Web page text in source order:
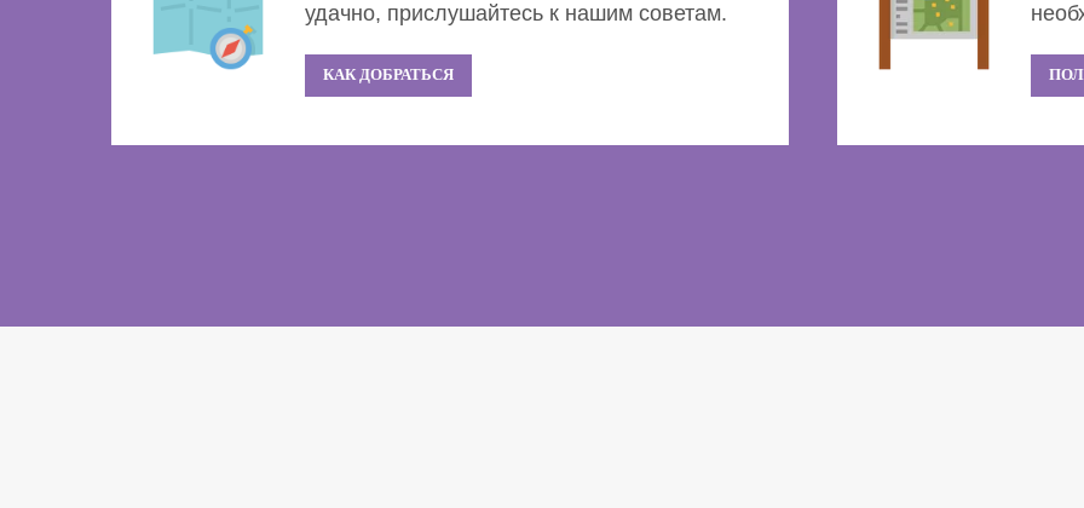
удачно, прислушайтесь к нашим советам.
КАК ДОБРАТЬСЯ